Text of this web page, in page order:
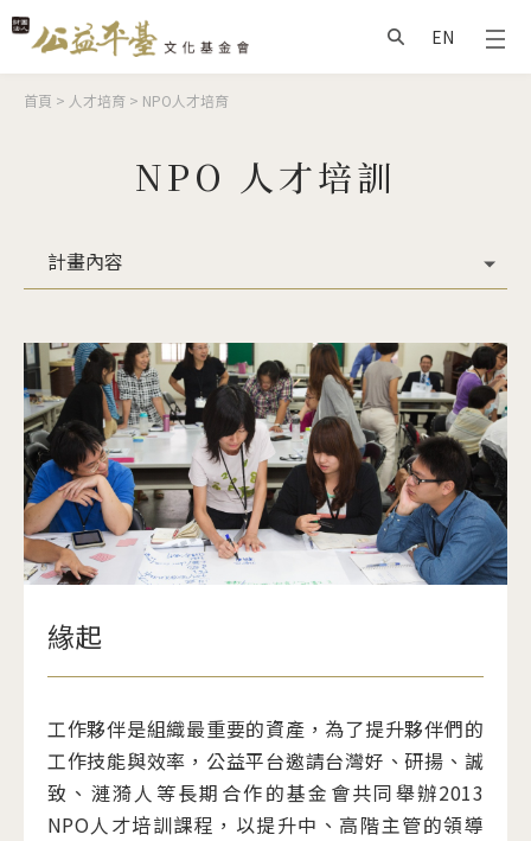
搜尋
EN
您在這裡
首頁 > 人才培育 > NPO人才培育
NPO 人才培訓
緣起
工作夥伴是組織最重要的資產，為了提升夥伴們的
工作技能與效率，公益平台邀請台灣好、研揚、誠
致、漣漪人等長期合作的基金會共同舉辦2013
NPO人才培訓課程，以提升中、高階主管的領導